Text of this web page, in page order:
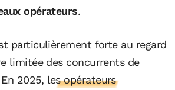
opérateurs.
particulièrement forte au regard
limitée des concurrents de
2025, les opérateurs